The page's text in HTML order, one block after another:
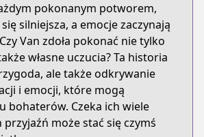
pokonanym potworem,
silniejsza, a emocje zaczynają
Van zdoła pokonać nie tylko
własne uczucia? Ta historia
ale także odkrywanie
i emocji, które mogą
bohaterów. Czeka ich wiele
przyjaźń może stać się czymś